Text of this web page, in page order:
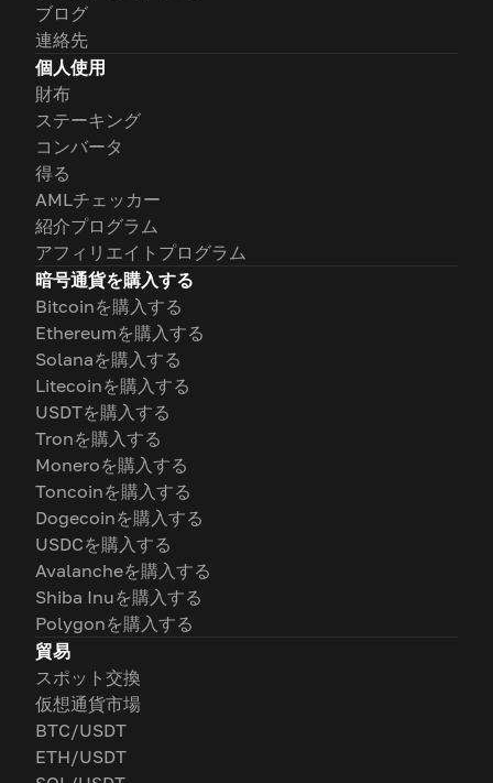
ブログ
連絡先
個人使用
財布
ステーキング
コンバータ
得る
AMLチェッカー
紹介プログラム
アフィリエイトプログラム
暗号通貨を購入する
Bitcoinを購入する
Ethereumを購入する
Solanaを購入する
Litecoinを購入する
USDTを購入する
Tronを購入する
Moneroを購入する
Toncoinを購入する
Dogecoinを購入する
USDCを購入する
Avalancheを購入する
Shiba Inuを購入する
Polygonを購入する
貿易
スポット交換
仮想通貨市場
BTC/USDT
ETH/USDT